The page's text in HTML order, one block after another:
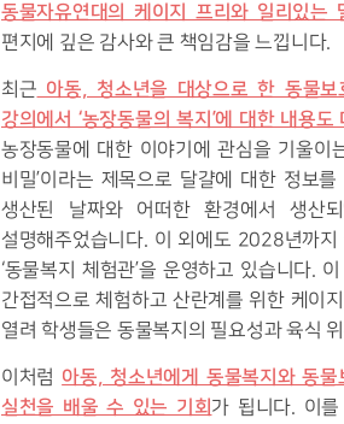
동물자유연대의 케이지 프리와 일리있는
편지에 깊은 감사와 큰 책임감을 느낍니다.
최근 아동, 청소년을 대상으로 한 동물
강의에서 ‘농장동물의 복지’에 대한 내용
농장동물에 대한 이야기에 관심을 기울이
비밀’이라는 제목으로 달걀에 대한 정보
생산된 날짜와 어떠한 환경에서 생산
설명해주었습니다. 이 외에도 2028년까
‘동물복지 체험관’을 운영하고 있습니다.
간접적으로 체험하고 산란계를 위한 케이
열려 학생들은 동물복지의 필요성과 육식
이처럼 아동, 청소년에게 동물복지와 동
실천을 배울 수 있는 기회 가 됩니다. 이